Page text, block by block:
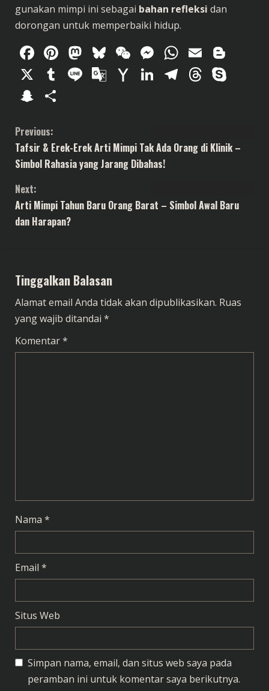
gunakan mimpi ini sebagai bahan refleksi dan
dorongan untuk memperbaiki hidup.
Facebook
Pinterest
Mastodon
Bluesky
WeChat
Messenger
Email
X
Tumblr
LineGoogle
YahooLinkedIn
Telegram
Snapchat
C
o
n
t
u
e
R
e
Previous:
Tafsir & Erek-Erek Arti Mimpi Tak Ada Orang di Klinik –
Simbol Rahasia yang Jarang Dibahas!
Next:
Arti Mimpi Tahun Baru Orang Barat – Simbol Awal Baru
dan Harapan?
Tinggalkan Balasan
Alamat email Anda tidak akan dipublikasikan. Ruas
yang wajib ditandai *
Komentar*
Nama *
Email *
Situs Web
Simpan nama, email, dan situs web saya pada
peramban ini untuk komentar saya berikutnya.